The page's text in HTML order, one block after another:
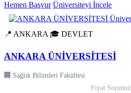
Hemen Başvur Üniversiteyi İncele
📍 ANKARA 🎓 DEVLET
ANKARA ÜNİVERSİTESİ
🏢 Sağlık Bilimleri Fakültesi
Fiyat Sorunuz